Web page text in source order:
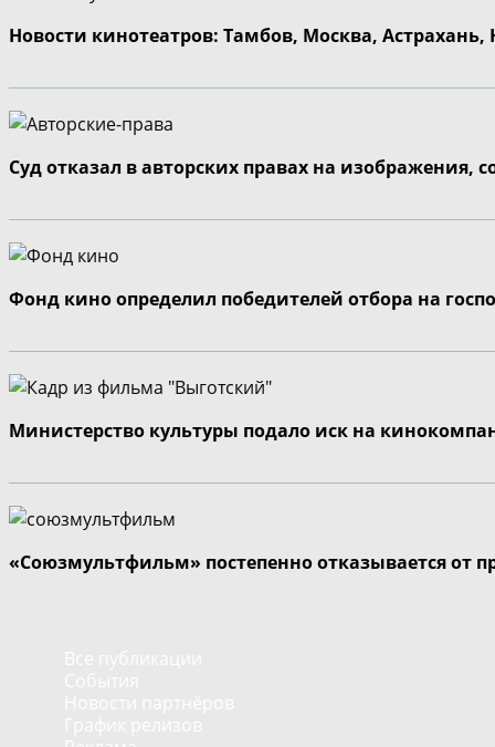
Новости кинотеатров: Тамбов, Москва,
Суд отказал в авторских правах на изображения,
Фонд кино определил победителей отбора на
Министерство культуры подало иск на
«Союзмультфильм» постепенно отказывается от